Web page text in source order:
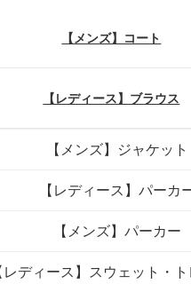
【メンズ】コート
【レディース】ブラウス
【メンズ】ジャケット
【レディース】パーカ
【メンズ】パーカー
レディース】スウェット・